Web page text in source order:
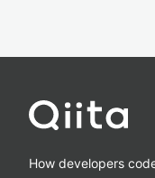
How developers